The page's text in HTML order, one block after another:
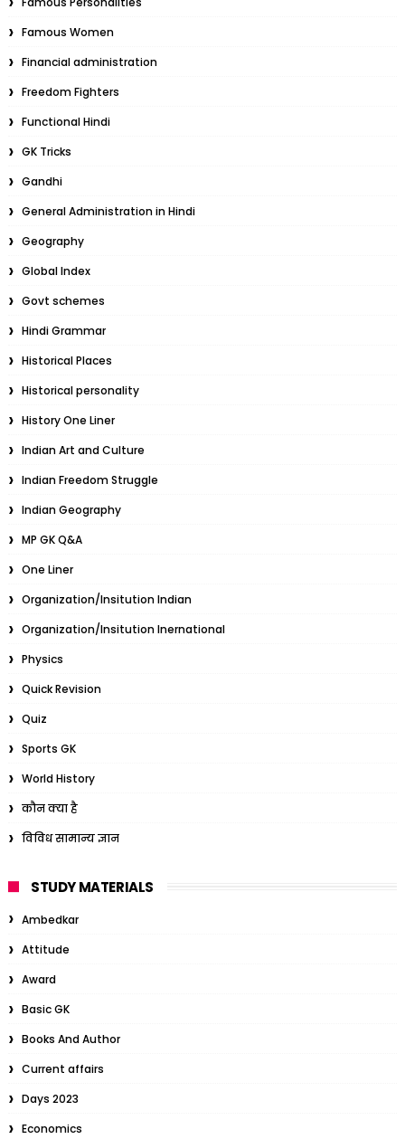
Famous Women
Financial administration
Freedom Fighters
Functional Hindi
GK Tricks
Gandhi
General Administration in Hindi
Geography
Global Index
Govt schemes
Hindi Grammar
Historical Places
Historical personality
History One Liner
Indian Art and Culture
Indian Freedom Struggle
Indian Geography
MP GK Q&A
One Liner
Organization/Insitution Indian
Organization/Insitution Inernational
Physics
Quick Revision
Quiz
Sports GK
World History
कौन क्या है
विविध सामान्य ज्ञान
STUDY MATERIALS
Ambedkar
Attitude
Award
Basic GK
Books And Author
Current affairs
Days 2023
Economics